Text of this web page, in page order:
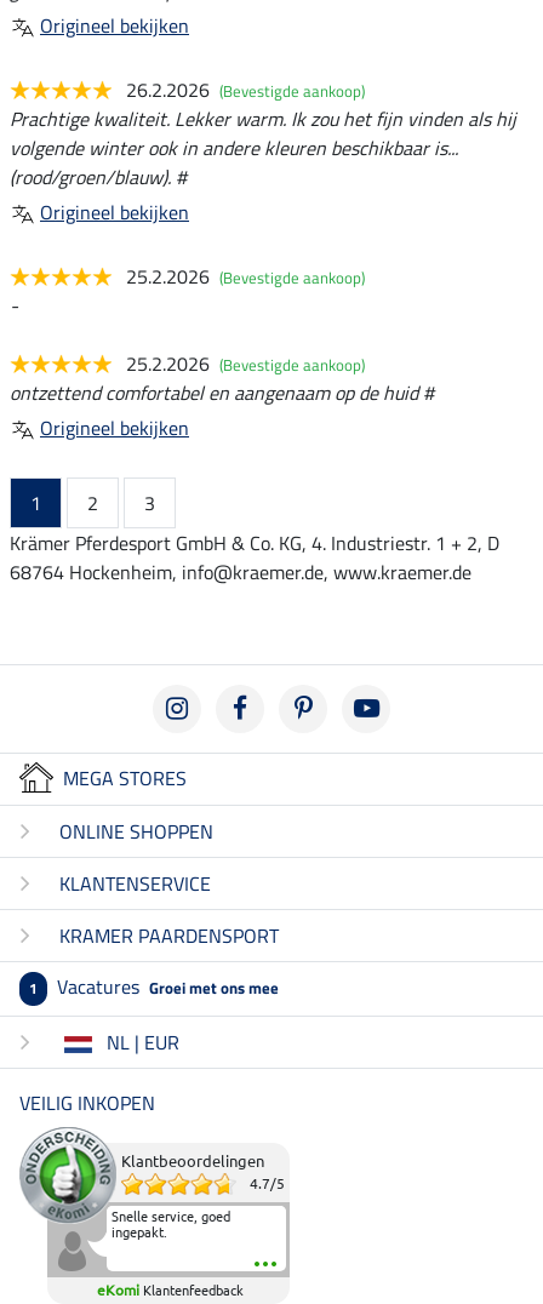
Origineel bekijken
26.2.2026 (Bevestigde aankoop)
Prachtige kwaliteit. Lekker warm. Ik zou het fijn vinden als hij
volgende winter ook in andere kleuren beschikbaar is...
(rood/groen/blauw). #
Origineel bekijken
25.2.2026 (Bevestigde aankoop)
-
25.2.2026 (Bevestigde aankoop)
ontzettend comfortabel en aangenaam op de huid #
Origineel bekijken
1 2
3
Krämer Pferdesport GmbH & Co. KG, 4. Industriestr. 1 + 2, D
68764 Hockenheim, info@kraemer.de, www.kraemer.de
MEGA STORES
ONLINE SHOPPEN
KLANTENSERVICE
KRAMER PAARDENSPORT
1 Vacatures Groei met ons mee
NL | EUR
VEILIG INKOPEN
Klantbeoordelingen
4.7/5
Snelle service, goed
ingepakt.
eKomi Klantenfeedback